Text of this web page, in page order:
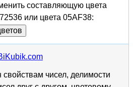
составляющую цвета
или цвета 05AF38:
чисел, делимости